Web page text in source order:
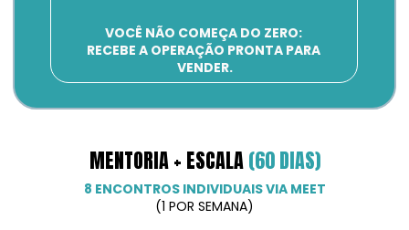
MENTORIA + ESCALA (60 DIAS)
8 ENCONTROS INDIVIDUAIS VIA MEET
(1 POR SEMANA)
VOCÊ NÃO COMEÇA DO ZERO:
RECEBE A OPERAÇÃO PRONTA PARA
VENDER.